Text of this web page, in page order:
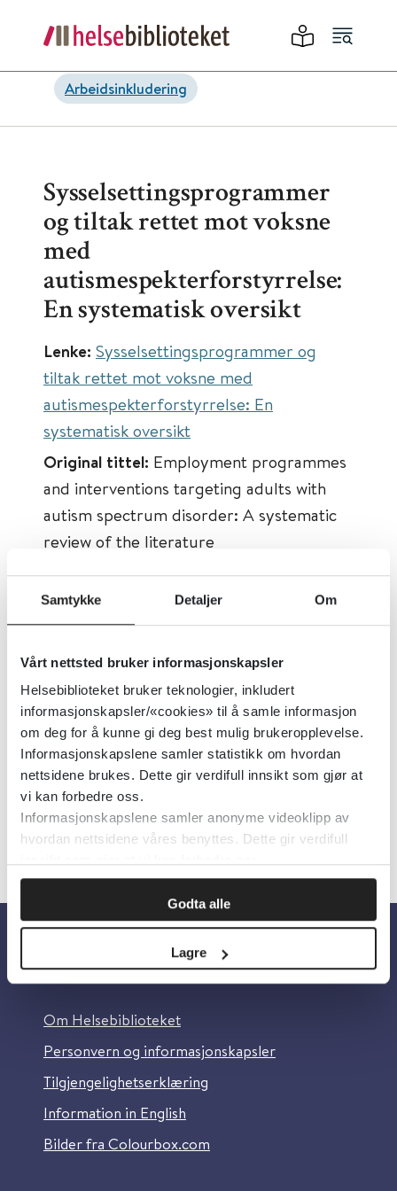
Samtykke Detaljer Om
Vårt nettsted bruker informasjonskapsler
Helsebiblioteket bruker teknologier, inkludert
informasjonskapsler/«cookies» til å samle informasjon
om deg for å kunne gi deg best mulig brukeropplevelse.
Informasjonskapslene samler statistikk om hvordan
nettsidene brukes. Dette gir verdifull innsikt som gjør at
vi kan forbedre oss.
Informasjonskapslene samler anonyme videoklipp av
hvordan nettsidene våres benyttes. Dette gir verdifull
Godta alle
Lagre
Arbeidsinkludering
Sysselsettingsprogrammer
og tiltak rettet mot voksne
med
autismespekterforstyrrelse:
En systematisk oversikt
Lenke: Sysselsettingsprogrammer og
tiltak rettet mot voksne med
autismespekterforstyrrelse: En
systematisk oversikt
Original tittel: Employment programmes
and interventions targeting adults with
autism spectrum disorder: A systematic
review of the literature
Først publisert:18.08.2016
Tema:Arbeidsinkludering
employment
Dokumenttype: Oppsummert forskning
Utgiver:Autism
Språk:Engelsk
Om oss
Om Helsebiblioteket
Personvern og informasjonskapsler
Tilgjengelighetserklæring
Information in English
Bilder fra Colourbox.com